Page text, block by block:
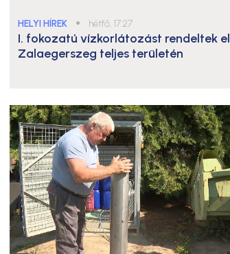
HELYI HÍREK ● hétfő, 17:27
I. fokozatú vízkorlátozást rendeltek el
Zalaegerszeg teljes területén